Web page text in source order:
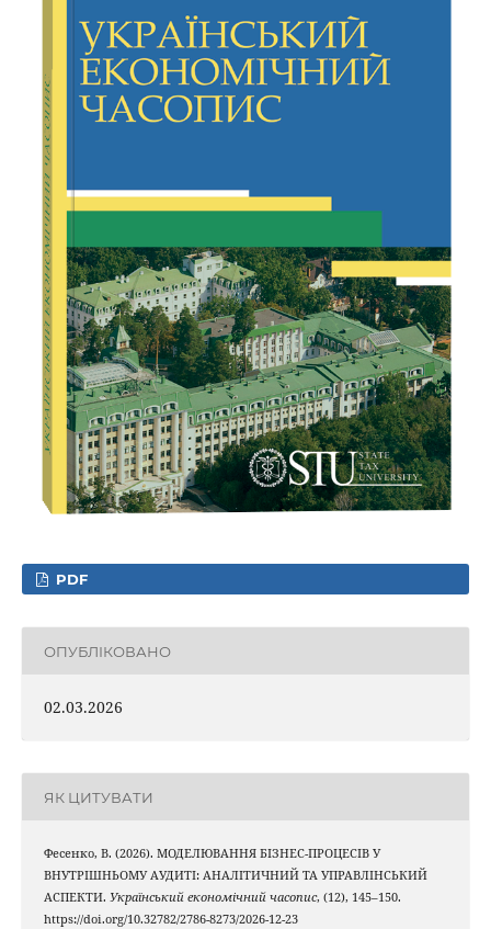
PDF
ОПУБЛІКОВАНО
02.03.2026
ЯК ЦИТУВАТИ
Фесенко, В. (2026). МОДЕЛЮВАННЯ БІЗНЕС-ПРОЦЕСІВ У
ВНУТРІШНЬОМУ АУДИТІ: АНАЛІТИЧНИЙ ТА УПРАВЛІНСЬКИЙ
АСПЕКТИ. Український економічний часопис, (12), 145–150.
https://doi.org/10.32782/2786-8273/2026-12-23